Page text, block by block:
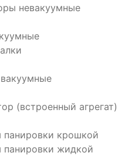
невакуумные
(встроенный агрегат)
крошкой
жидкой